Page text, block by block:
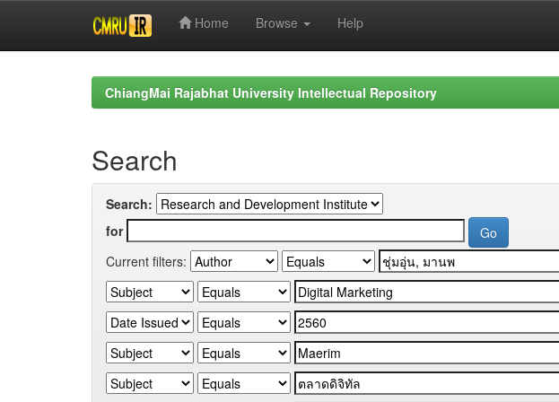
Home Browse Help
ChiangMai Rajabhat University Intellectual Repository
Search
Search:
for
Current filters: